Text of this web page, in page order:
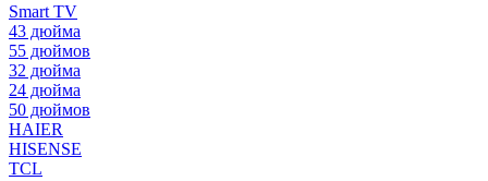
Smart TV
43 дюйма
55 дюймов
32 дюйма
24 дюйма
50 дюймов
HAIER
HISENSE
TCL